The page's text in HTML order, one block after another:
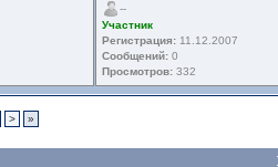
--
Участник
Регистрация: 11.12.2007
Сообщений: 0
Просмотров: 332
> »